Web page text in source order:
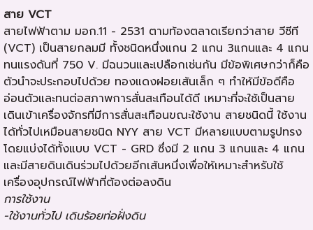
สาย VCT
สายไฟฟ้าตาม มอก.11 - 2531 ตามท้องตลาดเรียกว่าสาย วีซีที
(VCT) เป็นสายกลมมี ทั้งชนิดหนึ่งแกน 2 แกน 3แกนและ 4 แกน
ทนแรงดันที่ 750 V. มีฉนวนและเปลือกเช่นกัน มีข้อพิเศษกว่าก็คือ
ตัวนำจะประกอบไปด้วย ทองแดงฝอยเส้นเล็ก ๆ ทำให้มีข้อดีคือ
อ่อนตัวและทนต่อสภาพการสั่นสะเทือนได้ดี เหมาะที่จะใช้เป็นสาย
เดินเข้าเครื่องจักรที่มีการสั่นสะเทือนขณะใช้งาน สายชนิดนี้ ใช้งาน
ได้ทั่วไปเหมือนสายชนิด NYY สาย VCT มีหลายแบบตามรูปทรง
โดยแบ่งได้ทั้งแบบ VCT - GRD ซึ่งมี 2 แกน 3 แกนและ 4 แกน
และมีสายดินเดินร่วมไปด้วยอีกเส้นหนึ่งเพื่อให้เหมาะสำหรับใช้
เครื่องอุปกรณ์ไฟฟ้าที่ต้องต่อลงดิน
การใช้งาน
-ใช้งานทั่วไป เดินร้อยท่อฝั่งดิน